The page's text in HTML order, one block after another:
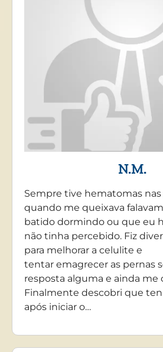
N.M.
Sempre tive hematomas nas
quando me queixava
batido dormindo ou que eu
não tinha percebido. Fiz
para melhorar a celulite e
tentar emagrecer as pernas
resposta alguma e ainda me
Finalmente descobri que
após iniciar o…